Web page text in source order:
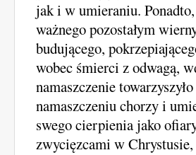
jak i w umieraniu.
ważnego pozostałym
budującego,
wobec śmierci z odwagą,
namaszczenie
namaszczeniu chorzy i
swego cierpienia jako
zwycięzcami w